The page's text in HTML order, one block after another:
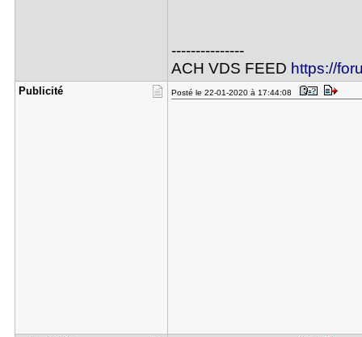
---------------
ACH VDS FEED https://
Publicité Posté le 22-01-2020 à 17:44:08